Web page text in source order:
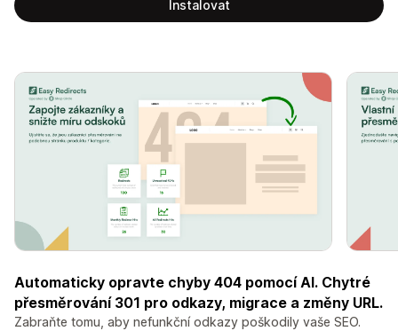
Instalovat
Automaticky opravte chyby 404 pomocí AI. Chytré
přesměrování 301 pro odkazy, migrace a změny URL.
Zabraňte tomu, aby nefunkční odkazy poškodily vaše SEO.